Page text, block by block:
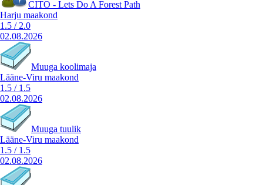
CITO - Lets Do A Forest Path
Harju maakond
1.5 / 2.0
02.08.2026
Muuga koolimaja
Lääne-Viru maakond
1.5 / 1.5
02.08.2026
Muuga tuulik
Lääne-Viru maakond
1.5 / 1.5
02.08.2026